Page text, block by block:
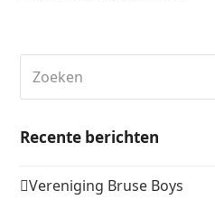
Recente berichten
Vereniging Bruse Boys